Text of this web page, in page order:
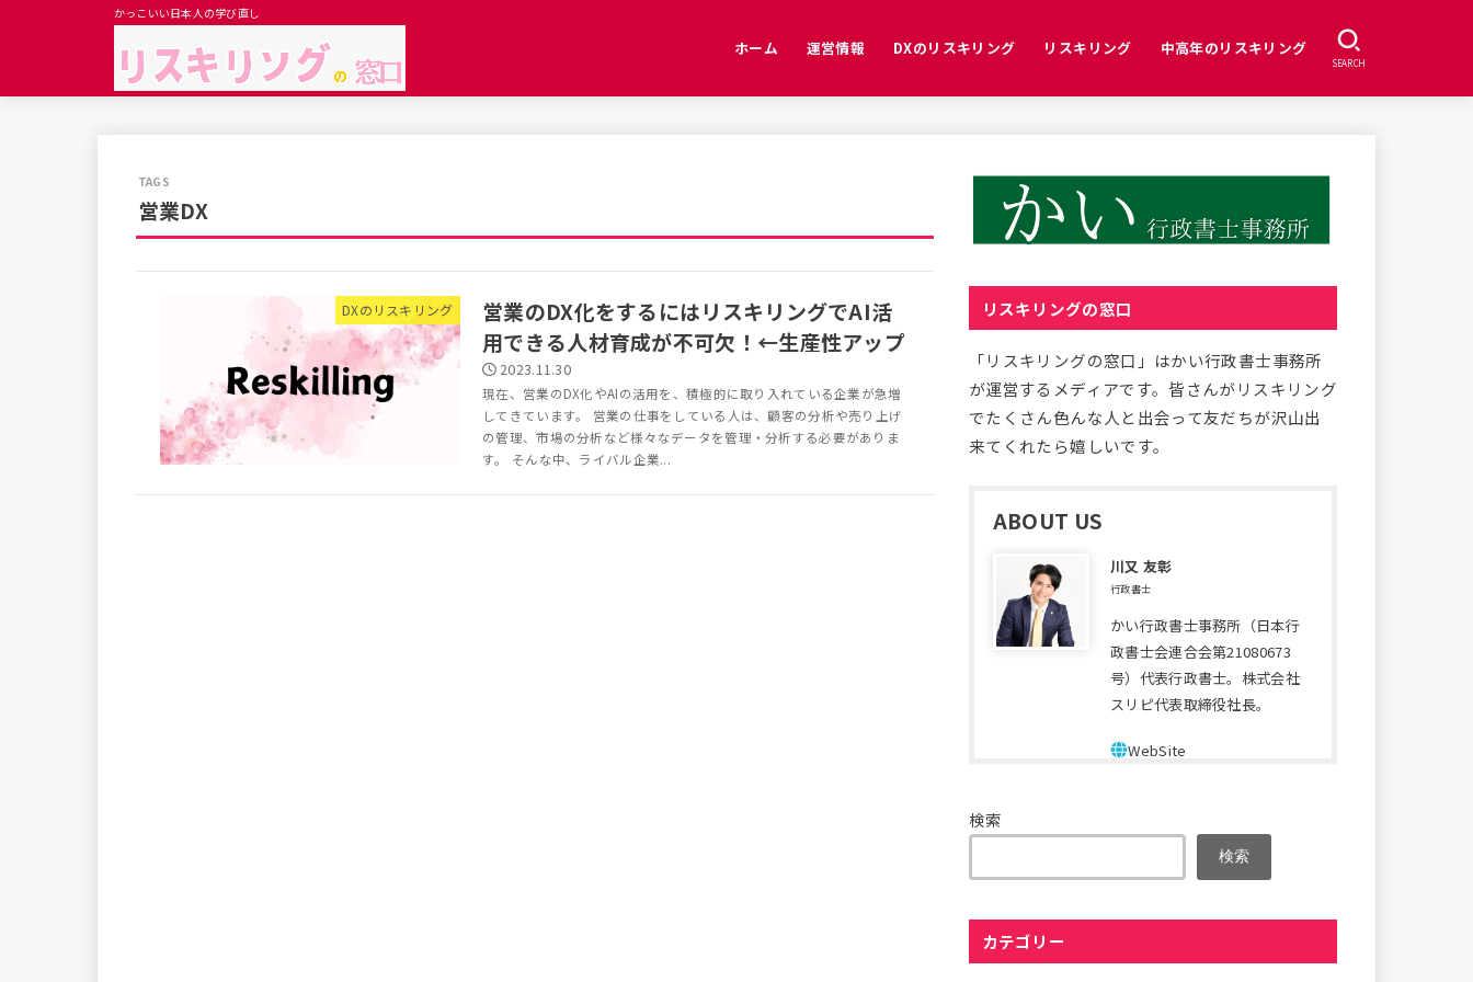
かっこいい日本人の学び直し
ホーム 運営情報
免責事項
プライバシーポリシー
お問い合わせ
特定商取引法に基づく表記
DXのリスキリング リスキリング 中高年のリスキリング
SEARCH
営業DX
DXのリスキリング
営業のDX化をするにはリスキリングでAI活
用できる人材育成が不可欠！←生産性アップ
2023.11.30
現在、営業のDX化やAIの活用を、積極的に取り入れている企業が急増
してきています。 営業の仕事をしている人は、顧客の分析や売り上げ
の管理、市場の分析など様々なデータを管理・分析する必要がありま
す。 そんな中、ライバル企業...
リスキリングの窓口
「リスキリングの窓口」はかい行政書士事務所
が運営するメディアです。皆さんがリスキリング
でたくさん色んな人と出会って友だちが沢山出
来てくれたら嬉しいです。
ABOUT US
川又 友彰
行政書士
かい行政書士事務所（日本行
政書士会連合会第21080673
号）代表行政書士。株式会社
スリピ代表取締役社長。
検索
検索
カテゴリー